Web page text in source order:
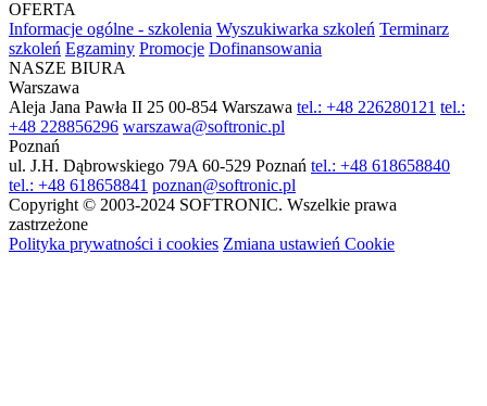
OFERTA
Informacje ogólne - szkolenia Wyszukiwarka szkoleń Terminarz
szkoleń Egzaminy Promocje Dofinansowania
NASZE BIURA
Warszawa
Aleja Jana Pawła II 25 00-854 Warszawa tel.: +48 226280121 tel.:
+48 228856296 warszawa@softronic.pl
Poznań
ul. J.H. Dąbrowskiego 79A 60-529 Poznań tel.: +48 618658840
tel.: +48 618658841 poznan@softronic.pl
Copyright © 2003-2024 SOFTRONIC. Wszelkie prawa
zastrzeżone
Polityka prywatności i cookies Zmiana ustawień Cookie